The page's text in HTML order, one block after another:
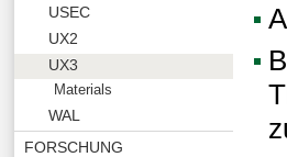
USEC
UX2
UX3
Materials
WAL
FORSCHUNG